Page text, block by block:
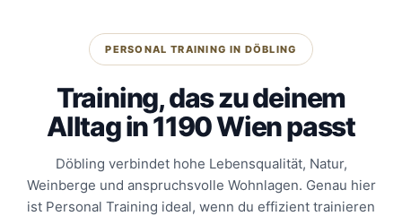
PERSONAL TRAINING IN DÖBLING
Training, das zu deinem
Alltag in 1190 Wien passt
Döbling verbindet hohe Lebensqualität, Natur,
Weinberge und anspruchsvolle Wohnlagen. Genau hier
ist Personal Training ideal, wenn du effizient trainieren